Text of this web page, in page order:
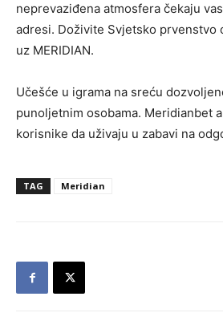
neprevaziđena atmosfera čekaju
adresi. Doživite Svjetsko prvenstvo
uz MERIDIAN.
Učešće u igrama na sreću
punoljetnim osobama. Meridianbet
korisnike da uživaju u zabavi na
TAG Meridian